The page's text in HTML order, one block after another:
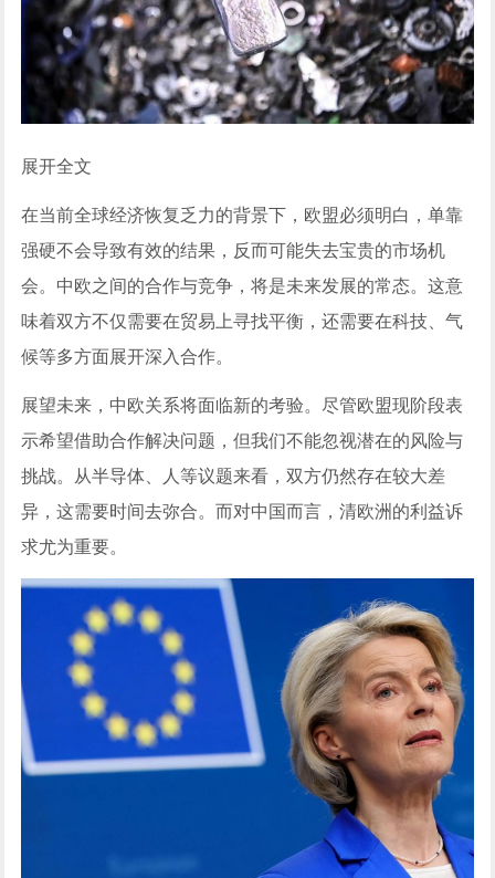
展开全文
在当前全球经济恢复乏力的背景下，欧盟必须明白，单靠
强硬不会导致有效的结果，反而可能失去宝贵的市场机
会。中欧之间的合作与竞争，将是未来发展的常态。这意
味着双方不仅需要在贸易上寻找平衡，还需要在科技、气
候等多方面展开深入合作。
展望未来，中欧关系将面临新的考验。尽管欧盟现阶段表
示希望借助合作解决问题，但我们不能忽视潜在的风险与
挑战。从半导体、人等议题来看，双方仍然存在较大差
异，这需要时间去弥合。而对中国而言，清欧洲的利益诉
求尤为重要。